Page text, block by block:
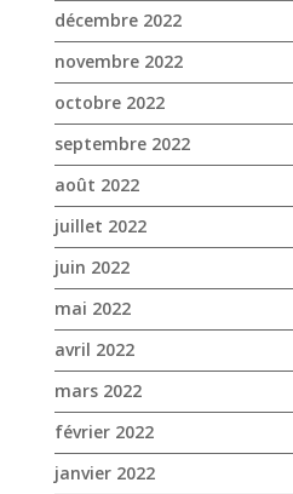
décembre 2022
novembre 2022
octobre 2022
septembre 2022
août 2022
juillet 2022
juin 2022
mai 2022
avril 2022
mars 2022
février 2022
janvier 2022